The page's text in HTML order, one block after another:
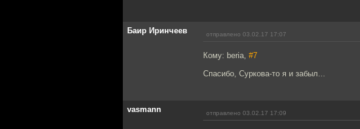
Баир Иринчеев отправлено 03.02.17 17:07
Кому: beria, #7
Спасибо, Суркова-то я и забыл...
vasmann отправлено 03.02.17 17:09